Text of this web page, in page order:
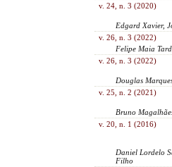
v. 24, n. 3 (2020)
Edgard Xavier,
v. 26, n. 3 (2022)
Felipe Maia
v. 26, n. 3 (2022)
Douglas
v. 25, n. 2 (2021)
Bruno
v. 20, n. 1 (2016)
Daniel Lordelo
Filho